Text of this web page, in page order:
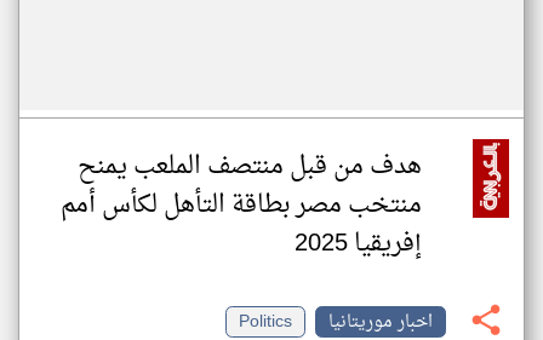
هدف من قبل منتصف الملعب يمنح
منتخب مصر بطاقة التأهل لكأس أمم
إفريقيا 2025
اخبار موريتانيا
Politics